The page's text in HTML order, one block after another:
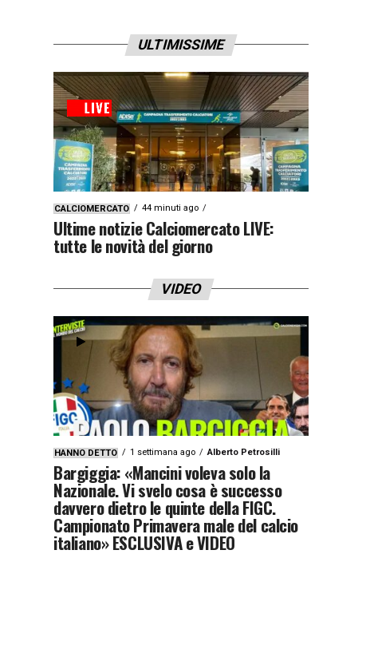
ULTIMISSIME
CALCIOMERCATO 44 minuti ago
Ultime notizie Calciomercato LIVE:
tutte le novità del giorno
VIDEO
HANNO DETTO 1 settimana ago Alberto Petrosilli
Bargiggia: «Mancini voleva solo la
Nazionale. Vi svelo cosa è successo
davvero dietro le quinte della FIGC.
Campionato Primavera male del calcio
italiano» ESCLUSIVA e VIDEO